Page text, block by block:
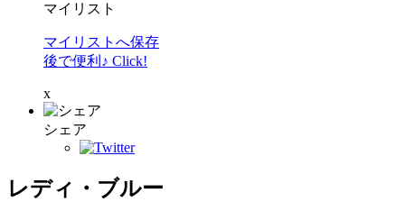
マイリスト
マイリストへ保存
後で便利♪ Click!
x
シェア
レディ・ブルー